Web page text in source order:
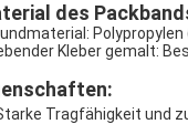
des
Polypropylen
Kleber gemalt:
Tragfähigkeit und